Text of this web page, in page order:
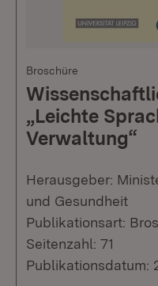
Broschüre
„Leichte
Verwaltung“
Herausgeber:
und Gesundheit
Publikationsart:
Seitenzahl: 71
Publikationsdatum: